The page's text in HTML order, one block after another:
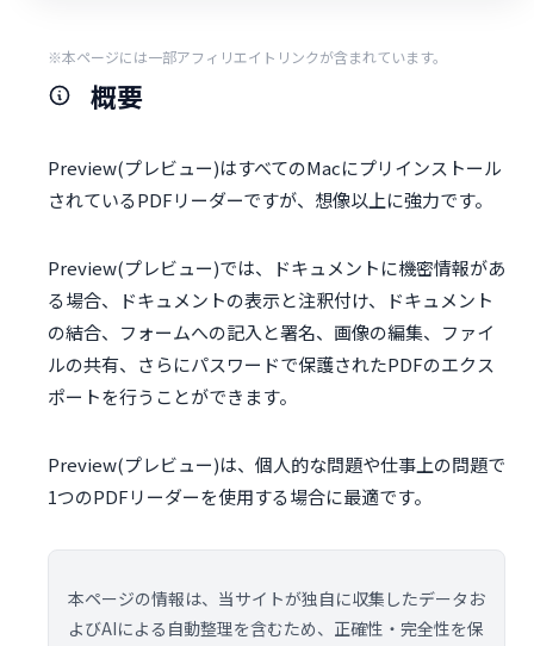
※本ページには一部アフィリエイトリンクが含まれています。
概要
Preview(プレビュー)はすべてのMacにプリインストール
されているPDFリーダーですが、想像以上に強力です。
Preview(プレビュー)では、ドキュメントに機密情報があ
る場合、ドキュメントの表示と注釈付け、ドキュメント
の結合、フォームへの記入と署名、画像の編集、ファイ
ルの共有、さらにパスワードで保護されたPDFのエクス
ポートを行うことができます。
Preview(プレビュー)は、個人的な問題や仕事上の問題で
1つのPDFリーダーを使用する場合に最適です。
本ページの情報は、当サイトが独自に収集したデータお
よびAIによる自動整理を含むため、正確性・完全性を保